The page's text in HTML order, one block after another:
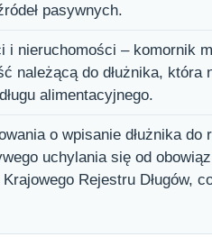
pasywnych.
i nieruchomości – komornik
należącą do dłużnika,
alimentacyjnego.
o wpisanie dłużnika
uchylania się od
Rejestru Długów,